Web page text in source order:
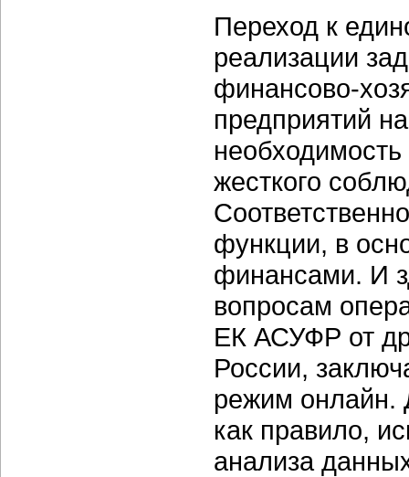
Переход к
реализации
финансово-
предприятий
жесткого
функции, в
финансами. И
вопросам
ЕК АСУФР от
России,
режим онлайн.
как правило,
анализа